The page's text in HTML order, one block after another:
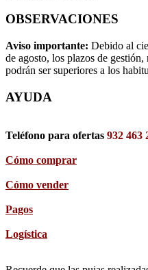
OBSERVACIONES
Aviso importante: Debido al
de agosto, los plazos de
podrán ser superiores a los
AYUDA
Teléfono para ofertas 932 463
Cómo comprar
Cómo vender
Pagos
Logística